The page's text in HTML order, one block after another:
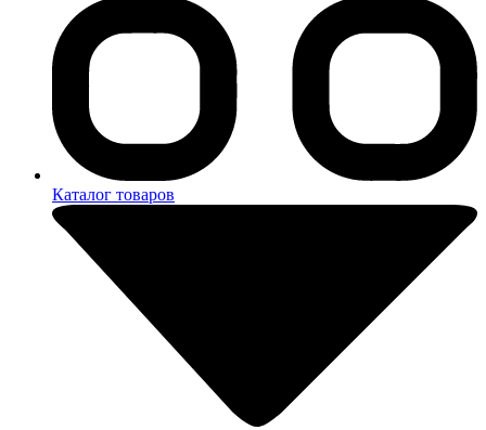
Каталог товаров